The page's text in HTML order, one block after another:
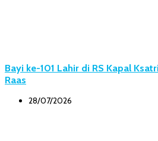
Bayi ke-101 Lahir di RS Kapal
Raas
28/07/2026